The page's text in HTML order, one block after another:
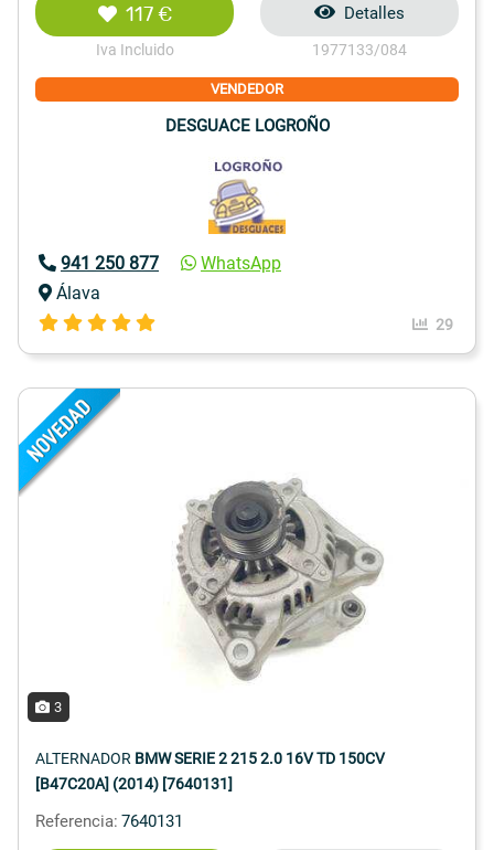
117 €
Iva Incluido
Detalles
1977133/084
VENDEDOR
DESGUACE LOGROÑO
941 250 877
WhatsApp
Álava
29
3
ALTERNADOR BMW SERIE 2 215 2.0 16V TD 150CV
[B47C20A] (2014) [7640131]
Referencia: 7640131